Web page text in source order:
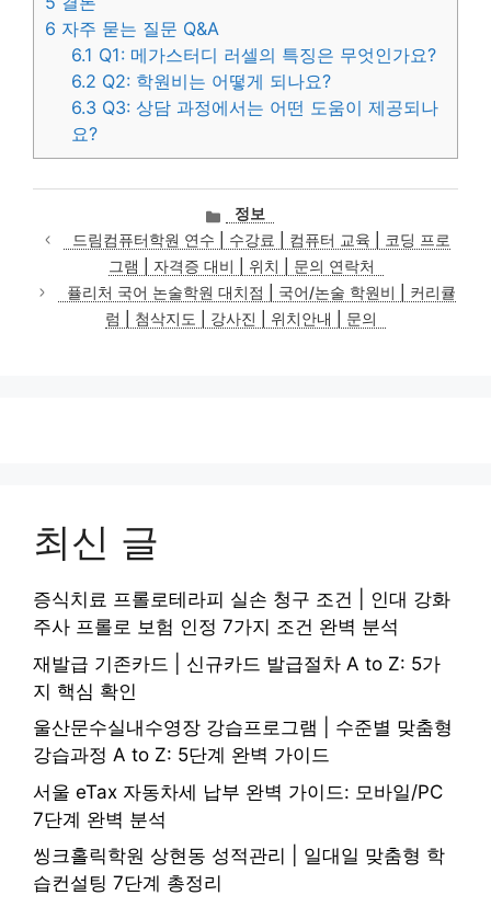
6 자주 묻는 질문 Q&A
6.1 Q1: 메가스터디 러셀의 특징은 무엇인가요?
6.2 Q2: 학원비는 어떻게 되나요?
6.3 Q3: 상담 과정에서는 어떤 도움이 제공되나
요?
카
테
고
리
정보
드림컴퓨터학원 연수 | 수강료 | 컴퓨터 교육 | 코딩 프로
그램 | 자격증 대비 | 위치 | 문의 연락처
퓰리처 국어 논술학원 대치점 | 국어/논술 학원비 | 커리큘
럼 | 첨삭지도 | 강사진 | 위치안내 | 문의
최신 글
증식치료 프롤로테라피 실손 청구 조건 | 인대 강화
주사 프롤로 보험 인정 7가지 조건 완벽 분석
재발급 기존카드 | 신규카드 발급절차 A to Z: 5가
지 핵심 확인
울산문수실내수영장 강습프로그램 | 수준별 맞춤형
강습과정 A to Z: 5단계 완벽 가이드
서울 eTax 자동차세 납부 완벽 가이드: 모바일/PC
7단계 완벽 분석
씽크홀릭학원 상현동 성적관리 | 일대일 맞춤형 학
습컨설팅 7단계 총정리